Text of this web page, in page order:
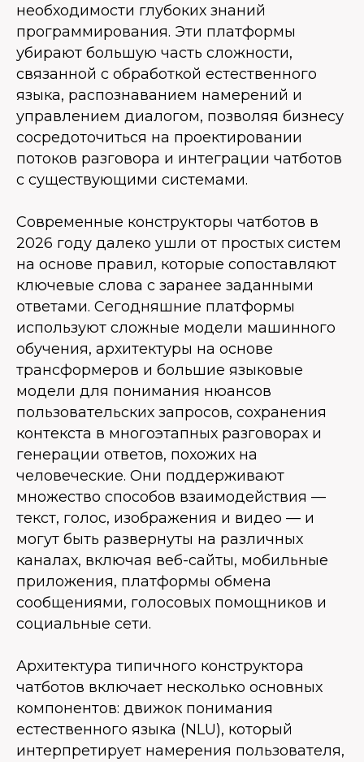
необходимости глубоких знаний
программирования. Эти платформы
убирают большую часть сложности,
связанной с обработкой естественного
языка, распознаванием намерений и
управлением диалогом, позволяя бизнесу
сосредоточиться на проектировании
потоков разговора и интеграции чатботов
с существующими системами.
Современные конструкторы чатботов в
2026 году далеко ушли от простых систем
на основе правил, которые сопоставляют
ключевые слова с заранее заданными
ответами. Сегодняшние платформы
используют сложные модели машинного
обучения, архитектуры на основе
трансформеров и большие языковые
модели для понимания нюансов
пользовательских запросов, сохранения
контекста в многоэтапных разговорах и
генерации ответов, похожих на
человеческие. Они поддерживают
множество способов взаимодействия —
текст, голос, изображения и видео — и
могут быть развернуты на различных
каналах, включая веб-сайты, мобильные
приложения, платформы обмена
сообщениями, голосовых помощников и
социальные сети.
Архитектура типичного конструктора
чатботов включает несколько основных
компонентов: движок понимания
естественного языка (NLU), который
интерпретирует намерения пользователя,